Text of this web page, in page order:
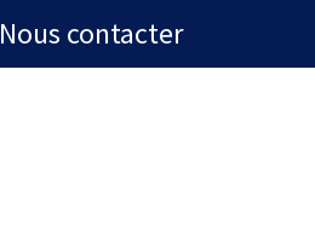
Nous contacter